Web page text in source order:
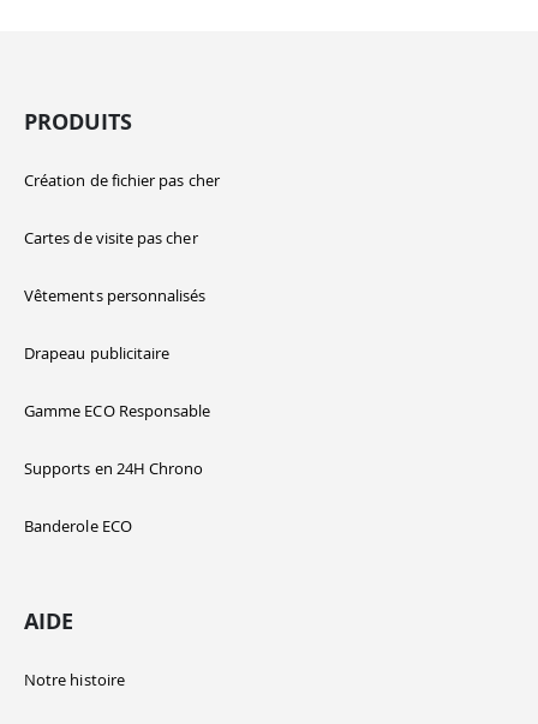
PRODUITS
Création de fichier pas cher
Cartes de visite pas cher
Vêtements personnalisés
Drapeau publicitaire
Gamme ECO Responsable
Supports en 24H Chrono
Banderole ECO
AIDE
Notre histoire